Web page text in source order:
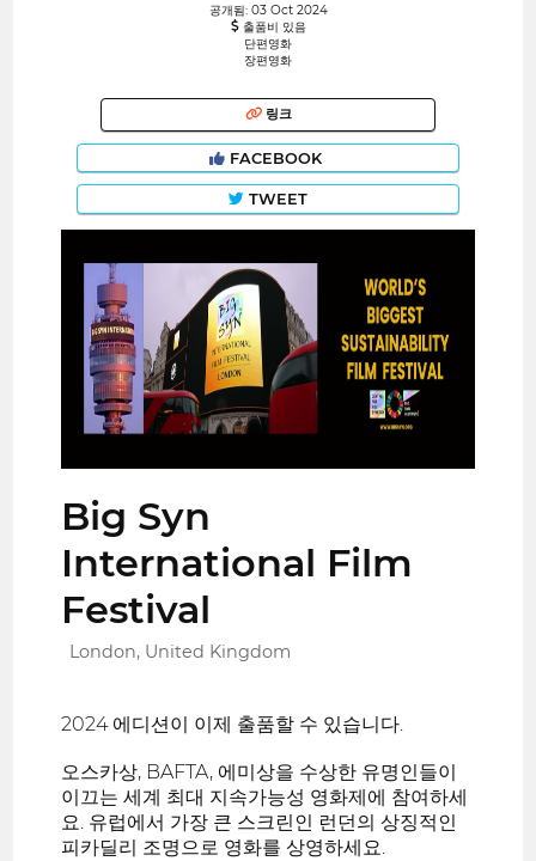
공개됨: 03 Oct 2024
출품비 있음
단편영화
장편영화
링크
FACEBOOK
TWEET
Big Syn
International Film
Festival
London, United Kingdom
2024 에디션이 이제 출품할 수 있습니다.
오스카상, BAFTA, 에미상을 수상한 유명인들이
이끄는 세계 최대 지속가능성 영화제에 참여하세
요. 유럽에서 가장 큰 스크린인 런던의 상징적인
피카딜리 조명으로 영화를 상영하세요.